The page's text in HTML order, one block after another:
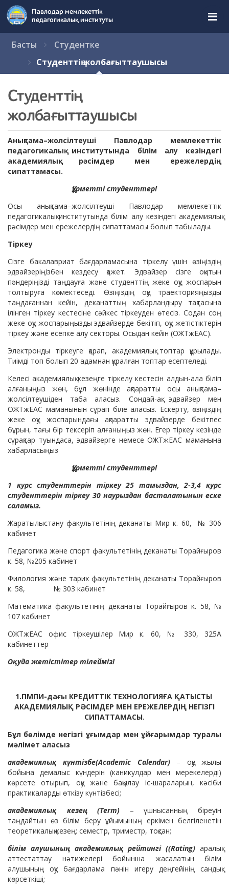
Перейти
содержимому
страницы.
Павлодар мемлекеттік
педагогикалық институты
Басты
Студентке
Студенттің жолбағыттаушысы
Студенттің
жолбағыттаушысы
Анықтама–жолсілтеуші Павлодар мемлекеттік
педагогикалық институтында білім алу кезіндегі
академиялық рәсімдер мен ережелердің
сипаттамасы.
Құрметті студенттер!
Осы анықтама–жолсілтеуші Павлодар мемлекеттік
педагогикалық институтында білім алу кезіндегі академиялық
рәсімдер мен ережелердің сипаттамасы болып табылады.
Тіркеу
Сізге бакалавриат бағдарламасына тіркелу үшін өзіңіздің
эдвайзеріңізбен кездесу қажет. Эдвайзер сізге оқитын
пәндеріңізді таңдауға және студенттің жеке оқу жоспарын
толтыруға көмектеседі. Өзіңіздің оқу траекторияңызды
таңдағаннан кейін, деканаттың хабарландыру тақтасына
ілінген тіркеу кестесіне сәйкес тіркеуден өтесіз. Содан соң
жеке оқу жоспарыңызды эдвайзерде бекітіп, оқу жетістіктерін
тіркеу және есепке алу секторы. Осыдан кейін (ОЖТжЕАС).
Электронды тіркеуге қарап, академиялық топтар құрылады.
Тиімді топ болып 20 адамнан құралған топтар есептеледі.
Келесі академиялық кезеңге тіркелу кестесін алдын-ала біліп
алғаныңыз жөн, бұл жөнінде ақпаратты осы анықтама–
жолсілтеушіден таба аласыз. Сондай-ақ эдвайзер мен
ОЖТжЕАС маманынын сұрап біле аласыз. Ескерту, өзіңіздің
жеке оқу жоспарындағы ақпаратты эдвайзерде бекітпес
бұрын, тағы бір тексеріп алғаныңыз жөн. Егер тіркеу кезінде
сұрақтар туындаса, эдвайзерге немесе ОЖТжЕАС маманына
хабарласыңыз
Құрметті студенттер!
1 курс студенттерін тіркеу 25 тамыздан, 2-3,4 курс
студенттерін тіркеу 30 наурыздан басталатынын еске
саламыз.
Жаратылыстану факультетінің деканаты Мир к. 60, № 306
кабинет
Педагогика және спорт факультетінің деканаты Торайғыров
к. 58, №205 кабинет
Филология және тарих факультетінің деканаты Торайғыров
к. 58, № 303 кабинет
Математика факультетінің деканаты Торайғыров к. 58, №
107 кабинет
ОЖТжЕАС офис тіркеушілер Мир к. 60, № 330, 325А
кабинеттер
Оқуда жетістітер тілейміз!
1.ПМПИ-дағы КРЕДИТТІК ТЕХНОЛОГИЯҒА ҚАТЫСТЫ
АКАДЕМИЯЛЫҚ РӘСІМДЕР МЕН ЕРЕЖЕЛЕРДІҢ НЕГІЗГІ
СИПАТТАМАСЫ.
Бұл бөлімде негізгі ұғымдар мен ұйғарымдар туралы
мәлімет аласыз
академиялық күнтізбе(Academic Calendar)– оқу жылы
бойына демалыс күндерін (каникулдар мен мерекелерді)
көрсете отырып, оқу және бақылау іс-шараларын, кәсіби
практикаларды өткізу күнтізбесі;
академиялық кезең (Term) – үшнысанның біреуін
таңдайтын өз білім беру ұйымының еркімен белгіленетін
теоретикалық кезең: семестр, триместр, тоқсан;
білім алушының академиялық рейтингі ((Rating) аралық
аттестаттау нәтижелері бойынша жасалатын білім
алушының оқу бағдарлама пәнін игеру деңгейінің сандық
көрсеткіші;